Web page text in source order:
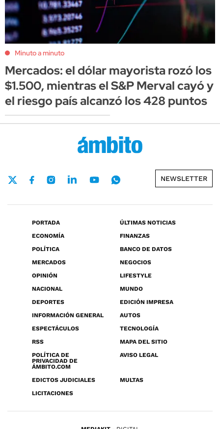
Minuto a minuto
Mercados: el dólar mayorista rozó los
$1.500, mientras el S&P Merval cayó y
el riesgo país alcanzó los 428 puntos
NEWSLETTER
PORTADA
ÚLTIMAS NOTICIAS
ECONOMÍA
FINANZAS
POLÍTICA
BANCO DE DATOS
MERCADOS
NEGOCIOS
OPINIÓN
LIFESTYLE
NACIONAL
MUNDO
DEPORTES
EDICIÓN IMPRESA
INFORMACIÓN GENERAL
AUTOS
ESPECTÁCULOS
TECNOLOGÍA
RSS
MAPA DEL SITIO
POLÍTICA DE
PRIVACIDAD DE
ÁMBITO.COM
AVISO LEGAL
EDICTOS JUDICIALES
MULTAS
LICITACIONES